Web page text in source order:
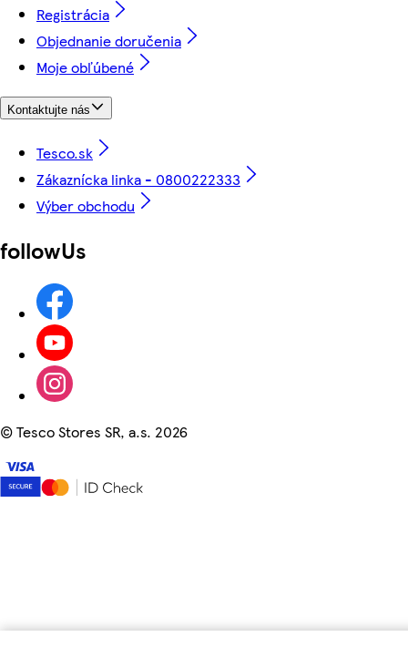
Registrácia
Objednanie doručenia
Moje obľúbené
Kontaktujte nás
Tesco.sk
Zákaznícka linka - 0800222333
Výber obchodu
followUs
©Tesco Stores SR, a.s. 2026